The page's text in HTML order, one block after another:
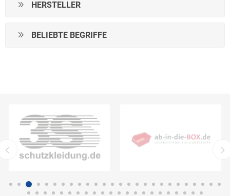
HERSTELLER
BELIEBTE BEGRIFFE